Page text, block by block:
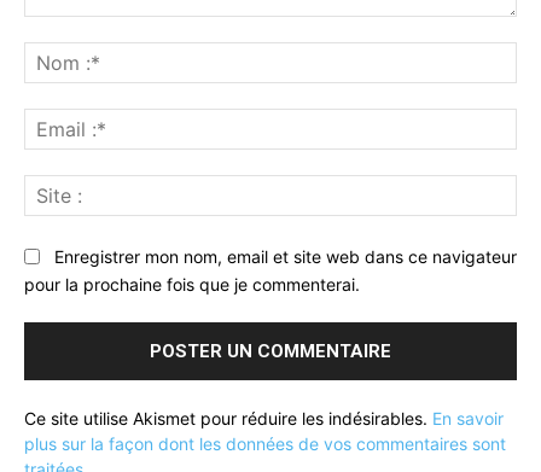
:*
:*
:
Enregistrer mon nom, email et site web dans ce navigateur
pour la prochaine fois que je commenterai.
Ce site utilise Akismet pour réduire les indésirables. En savoir
plus sur la façon dont les données de vos commentaires sont